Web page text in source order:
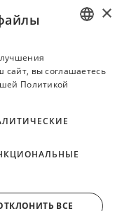
Делюкс, Киев
правом
качества ·
UKRAINIAN
×
сайт, вы соглашаетесь
Политикой
ВСЕ